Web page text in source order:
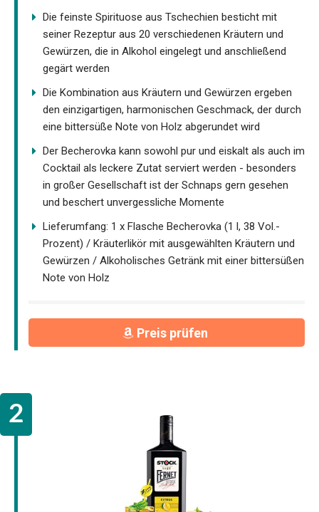
Die feinste Spirituose aus Tschechien besticht mit
seiner Rezeptur aus 20 verschiedenen Kräutern und
Gewürzen, die in Alkohol eingelegt und anschließend
gegärt werden
Die Kombination aus Kräutern und Gewürzen ergeben
den einzigartigen, harmonischen Geschmack, der durch
eine bittersüße Note von Holz abgerundet wird
Der Becherovka kann sowohl pur und eiskalt als auch im
Cocktail als leckere Zutat serviert werden - besonders
in großer Gesellschaft ist der Schnaps gern gesehen
und beschert unvergessliche Momente
Lieferumfang: 1 x Flasche Becherovka (1 l, 38 Vol.-
Prozent) / Kräuterlikör mit ausgewählten Kräutern und
Gewürzen / Alkoholisches Getränk mit einer bittersüßen
Note von Holz
Preis prüfen